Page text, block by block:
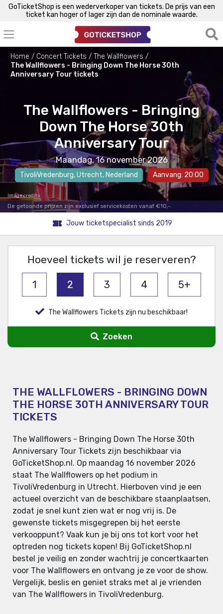
GoTicketShop is een wederverkoper van tickets. De prijs van een
ticket kan hoger of lager zijn dan de nominale waarde.
Home Concert Tickets
The Wallflowers
The Wallflowers - Bringing Down The Horse 30th
Anniversary Tour tickets
The Wallflowers - Bringing
Down The Horse 30th
Anniversary Tour
Maandag, 16 november 2026
TivoliVredenburg,Utrecht, Nederland Aanvang: 20:00
Image credits
De getoonde prijzen zijn exclusief servicekosten vanaf €10,-.
Jouw ticketspecialist sinds 2019
Hoeveel tickets wil je reserveren?
1 2 3 4 5+
The Wallflowers Tickets zijn nu beschikbaar!
Zoeken
THE WALLFLOWERS - BRINGING DOWN
THE HORSE 30TH ANNIVERSARY TOUR
TICKETS
The Wallflowers - Bringing Down The Horse 30th
Anniversary Tour Tickets zijn beschikbaar via
GoTicketShop.nl. Op maandag 16 november 2026
staat The Wallflowers op het podium in
TivoliVredenburg in Utrecht. Hierboven vind je een
actueel overzicht van de beschikbare staanplaatsen,
zodat je snel kunt zien wat er nog vrij is. De
gewenste tickets misgegrepen bij het eerste
verkooppunt? Vaak kun je bij ons tot kort voor het
optreden nog tickets kopen! Bij GoTicketShop.nl
bestel je veilig en zonder wachtrij je concertkaarten
voor The Wallflowers en ontvang je ze voor de show.
Vergelijk, beslis en geniet straks met al je vrienden
van The Wallflowers in TivoliVredenburg.